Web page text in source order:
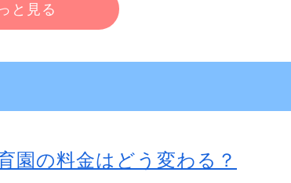
と見る
園の料金はどう変わる？